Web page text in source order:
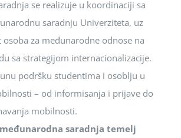
se realizuje u koordinaciji sa
saradnju Univerziteta, uz
za međunarodne odnose na
sa strategijom internacionalizacije.
podršku studentima i osoblju u
– od informisanja i prijave do
mobilnosti.
saradnja temelj